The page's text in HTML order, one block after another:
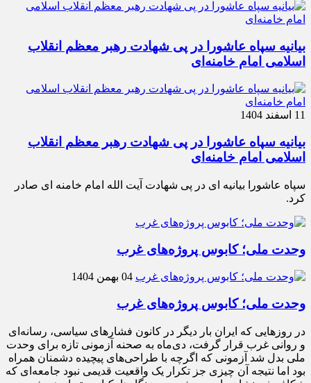
بیانیه سپاه عاشورا در پی شهادت رهبر معظم انقلاب
اسلامی امام خامنه‌ای
11 اسفند 1404
بیانیه سپاه عاشورا در پی شهادت رهبر معظم انقلاب
اسلامی امام خامنه‌ای
سپاه عاشورا بیانیه ای در پی شهادت آیت الله امام خامنه ای صادر
کرد.
وحدت ملی؛ کابوس پروژه‌های غرب
04 بهمن 1404
وحدت ملی؛ کابوس پروژه‌های غرب
در روزهایی که ایران بار دیگر در کانون فشارهای سیاسی، رسانه‌ای
و روانی غرب قرار گرفت، دی‌ماه به صحنه آزمونی تازه برای وحدت
ملی بدل شد آزمونی که اگرچه با طراحی‌های پیچیده دشمنان همراه
بود اما نتیجه آن چیزی جز تکرار یک واقعیت قدیمی نبود جامعه‌ای که